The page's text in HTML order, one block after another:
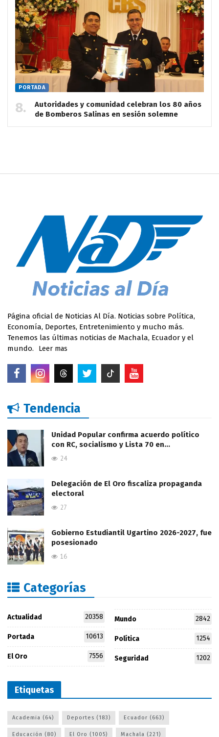
PORTADA
Autoridades y comunidad celebran los 80 años
de Bomberos Salinas en sesión solemne
Página oficial de Noticias Al Día. Noticias sobre Política,
Economía, Deportes, Entretenimiento y mucho más.
Tenemos las últimas noticias de Machala, Ecuador y el
mundo.
Leer mas
Tendencia
Unidad Popular confirma acuerdo político
con RC, socialismo y Lista 70 en…
24
Delegación de El Oro fiscaliza propaganda
electoral
27
Gobierno Estudiantil Ugartino 2026-2027, fue
posesionado
16
Categorías
Actualidad 20358
Portada 10613
El Oro 7556
Mundo 2842
Política 1254
Seguridad 1202
Etiquetas
Academia (64) Deportes (183) Ecuador (663)
Educación (80) El Oro (1005) Machala (221)